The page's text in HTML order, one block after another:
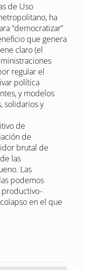
de Uso
ha
“democratizar”
que genera
claro (el
regular el
política
y modelos
solidarios y
de
de
brutal de
las
Las
podemos
en el que